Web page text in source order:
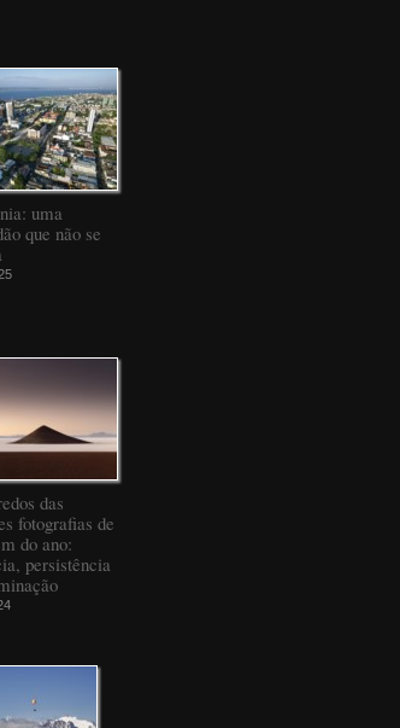
uma
que não se
das
fotografias de
do ano:
persistência